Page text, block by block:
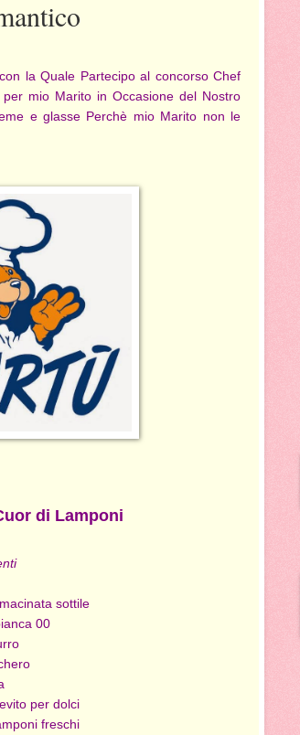
la Quale Partecipo al concorso Chef
mio Marito in Occasione del Nostro
e glasse Perchè mio Marito non le
di Lamponi
sottile
00
per dolci
freschi